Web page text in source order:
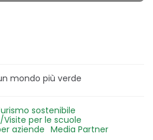
mondo più verde
sostenibile
per le scuole
aziende Media Partner